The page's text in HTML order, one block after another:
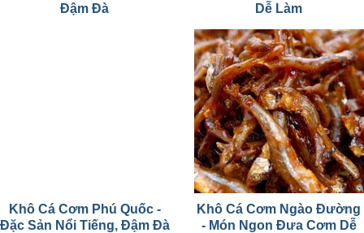
Đậm Đà
Dễ Làm
Khô Cá Cơm Phú Quốc -
Đặc Sản Nổi Tiếng, Đậm Đà
Khô Cá Cơm Ngào Đường
- Món Ngon Đưa Cơm Dễ